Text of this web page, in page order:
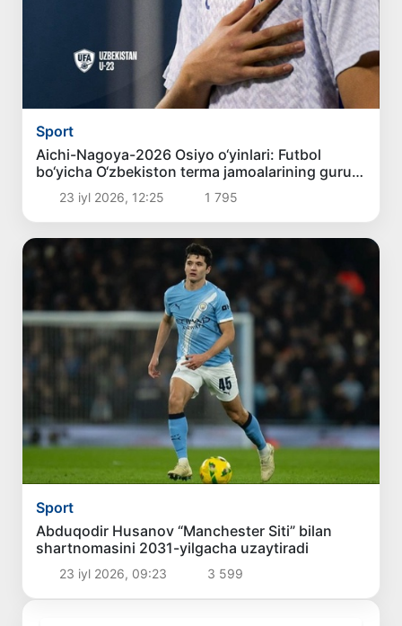
Sport
Aichi-Nagoya-2026 Osiyo o‘yinlari: Futbol
bo‘yicha O‘zbekiston terma jamoalarining guruh
bosqichidagi raqiblari aniqlandi
23 iyl 2026, 12:25 1 795
Sport
Abduqodir Husanov “Manchester Siti” bilan
shartnomasini 2031-yilgacha uzaytiradi
23 iyl 2026, 09:23 3 599